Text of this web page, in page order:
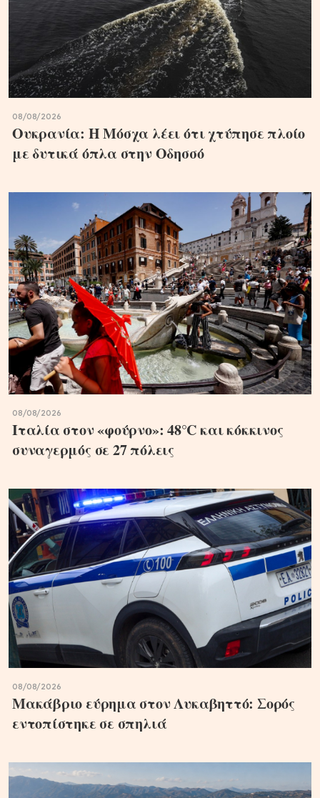
08/08/2026
Ουκρανία: Η Μόσχα λέει ότι χτύπησε πλοίο
με δυτικά όπλα στην Οδησσό
08/08/2026
Ιταλία στον «φούρνο»: 48°C και κόκκινος
συναγερμός σε 27 πόλεις
08/08/2026
Μακάβριο εύρημα στον Λυκαβηττό: Σορός
εντοπίστηκε σε σπηλιά